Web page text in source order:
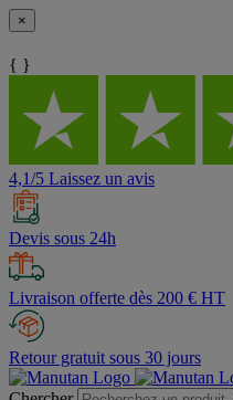
×
{ }
4,1/5 Laissez un avis
Devis sous 24h
Livraison offerte dès 200 € HT
Retour gratuit sous 30 jours